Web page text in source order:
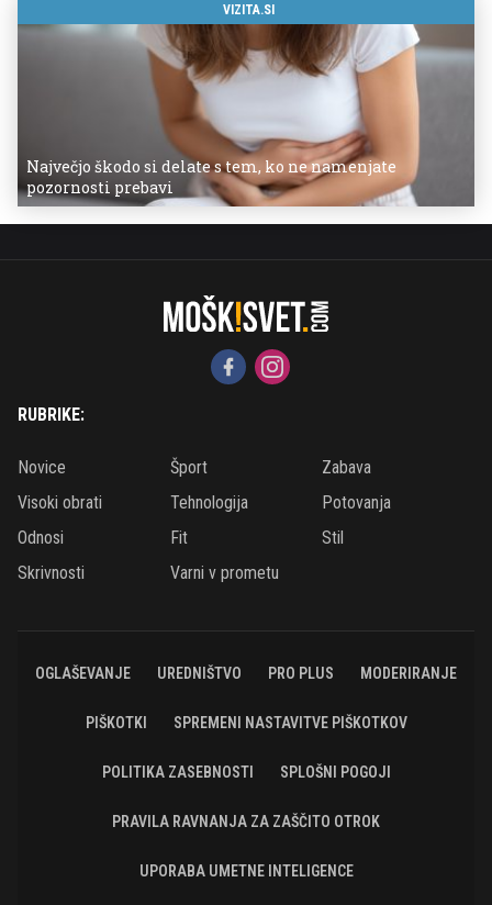
VIZITA.SI
Največjo škodo si delate s tem, ko ne namenjate
pozornosti prebavi
RUBRIKE:
Novice Šport
Zabava
Visoki obrati
Tehnologija
Potovanja
Odnosi
Fit
Stil
Skrivnosti
Varni v prometu
OGLAŠEVANJE UREDNIŠTVO PRO PLUS MODERIRANJE
PIŠKOTKI SPREMENI NASTAVITVE PIŠKOTKOV
POLITIKA ZASEBNOSTI SPLOŠNI POGOJI
PRAVILA RAVNANJA ZA ZAŠČITO OTROK
UPORABA UMETNE INTELIGENCE